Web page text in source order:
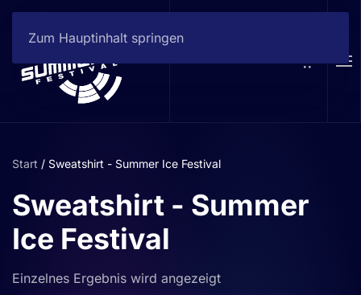
Zum Hauptinhalt springen
Start / Sweatshirt - Summer Ice Festival
Sweatshirt - Summer
Ice Festival
Einzelnes Ergebnis wird angezeigt